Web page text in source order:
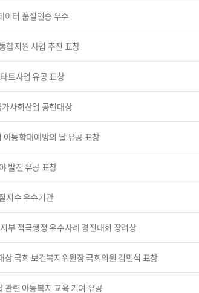
이터 품질인증 우수
합지원 사업 추진 표창
트사업 유공 표창
사회산업 공헌대상
동학대예방의 날 유공 표창
발전 유공 표창
지수 우수기관
부 적극행정 우수사례 경진대회 장려상
상 국회 보건복지위원장 국회의원 김민석 표창
관련 아동복지 교육 기여 유공